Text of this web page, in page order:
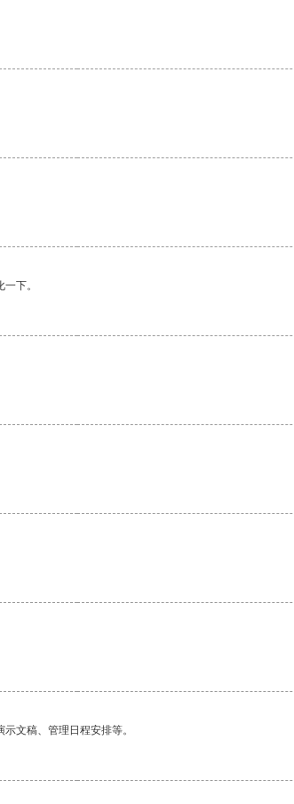
下。
文稿、管理日程安排等。